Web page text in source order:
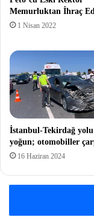
Memurluktan İhraç
1 Nisan 2022
İstanbul-Tekirdağ
yoğun; otomobiller
16 Haziran 2024